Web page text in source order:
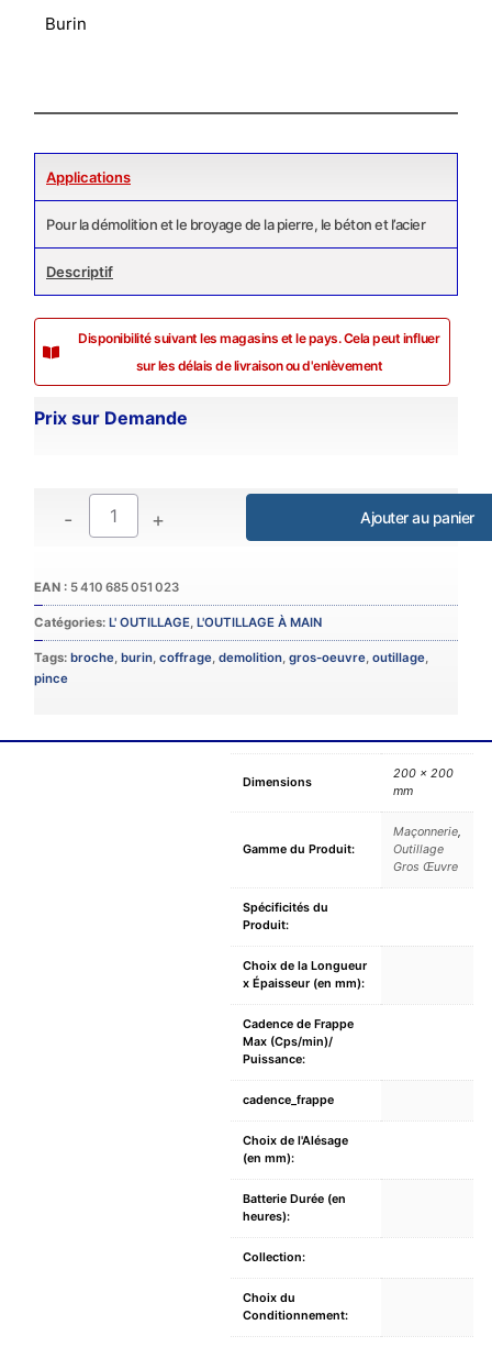
Burin
Applications
Pour la démolition et le broyage de la pierre, le béton et l’acier
Descriptif
Disponibilité suivant les magasins et le pays. Cela peut influer
sur les délais de livraison ou d'enlèvement
Prix sur Demande
- +
Catégories: L' OUTILLAGE, L'OUTILLAGE À MAIN
Tags: broche, burin, coffrage, demolition, gros-oeuvre, outillage,
pince
Dimensions
200 × 200
mm
Gamme du Produit:
Maçonnerie,
Outillage
Gros Œuvre
Spécificités du
Produit:
Choix de la Longueur
x Épaisseur (en mm):
Cadence de Frappe
Max (Cps/min)/
Puissance:
cadence_frappe
Choix de l'Alésage
(en mm):
Batterie Durée (en
heures):
Collection:
Choix du
Conditionnement: